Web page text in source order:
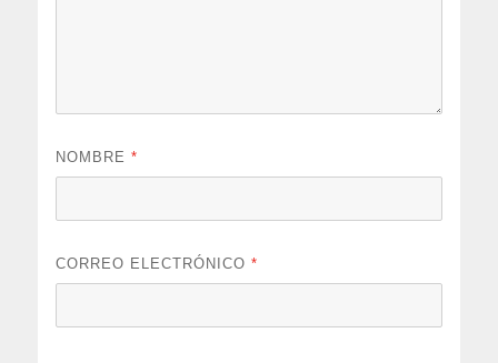
NOMBRE*
CORREO ELECTRÓNICO*